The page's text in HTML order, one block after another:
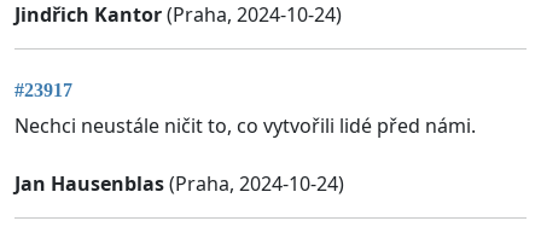
Jindřich Kantor(Praha, 2024-10-24)
#23917
Nechci neustále ničit to, co vytvořili lidé před námi.
Jan Hausenblas(Praha, 2024-10-24)